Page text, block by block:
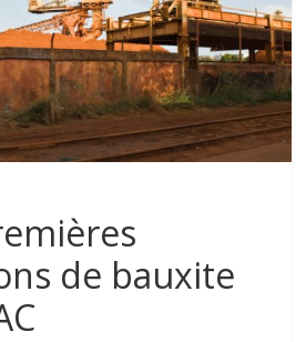
de bauxite